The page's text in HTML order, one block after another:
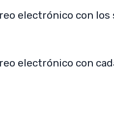
electrónico con
electrónico con